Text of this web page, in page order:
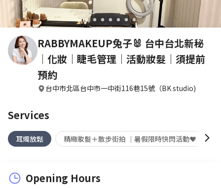
circle circle circle circle circle circle circle
RABBYMAKEUP兔子🐰 台中台北新秘
｜化妝｜睫毛管理｜活動妝髮｜須提前
預約
台中市北區台中市一中街116巷15號（BK studio)
Services
耳燭放鬆 精緻妝髮＋散步街拍 ｜暑假限時快閃活動❤️
Opening Hours